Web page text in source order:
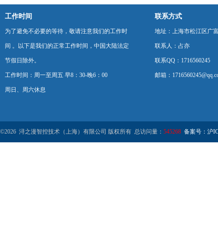
工作时间
为了避免不必要的等待，敬请注意我们的工作时
间 。以下是我们的正常工作时间，中国大陆法定
节假日除外。
工作时间：周一至周五 早8：30-晚6：00
周日、周六休息
联系方式
地址：上海市松江区广
联系人：占亦
联系QQ：1716560245
邮箱：
©2026 浔之漫智控技术（上海）有限公司 版权所有 总访问量： 545268 备案号：沪